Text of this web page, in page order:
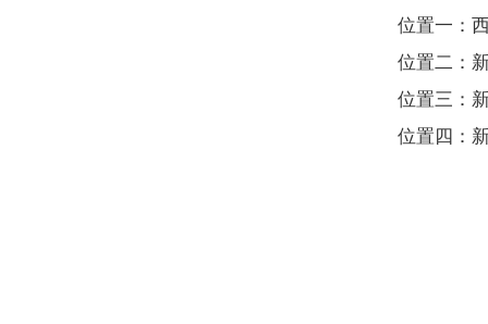
位置一：
位置二：
位置三：
位置四：